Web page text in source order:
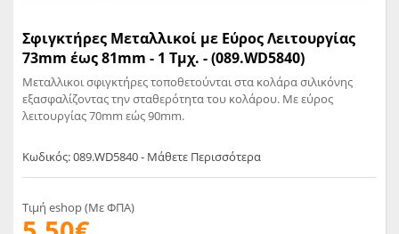
Σφιγκτήρες Μεταλλικοί με Εύρος Λειτουργίας
73mm έως 81mm - 1 Τμχ. - (089.WD5840)
Μεταλλικοι σφιγκτήρες τοποθετούνται στα κολάρα σιλικόνης
εξασφαλίζοντας την σταθερότητα του κολάρου. Με εύρος
λειτουργίας 70mm εώς 90mm.
Κωδικός: 089.WD5840 - Μάθετε Περισσότερα
Τιμή eshop (Με ΦΠΑ)